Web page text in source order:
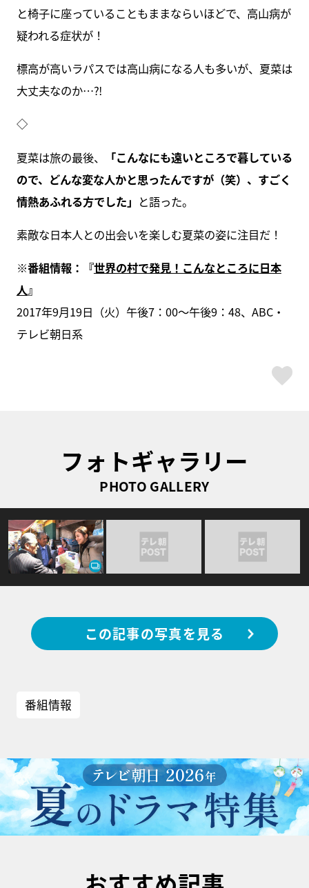
と椅子に座っていることもままならいほどで、高山病が
疑われる症状が！
標高が高いラパスでは高山病になる人も多いが、夏菜は
大丈夫なのか…⁈
◇
夏菜は旅の最後、
「こんなにも遠いところで暮している
ので、どんな変な人かと思ったんですが（笑）、すごく
情熱あふれる方でした」 と語った。
素敵な日本人との出会いを楽しむ夏菜の姿に注目だ！
※番組情報：『世界の村で発見！こんなところに日本
人』
2017年9月19日（火）午後7：00～午後9：48、ABC・
テレビ朝日系
フォトギャラリー
PHOTO GALLERY
この記事の写真を見る
番組情報